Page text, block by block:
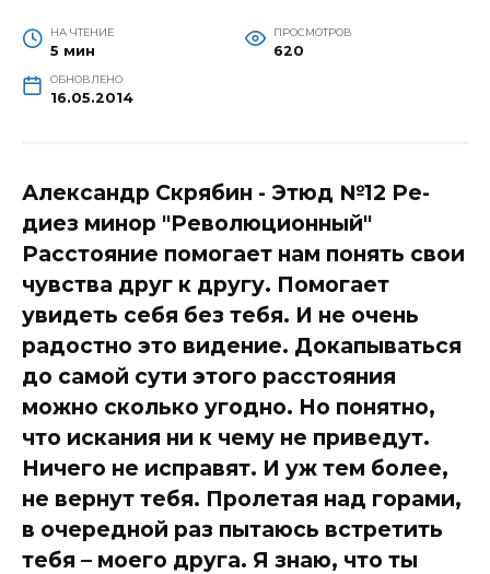
НА ЧТЕНИЕ
5 мин
ПРОСМОТРОВ
620
ОБНОВЛЕНО
16.05.2014
Александр Скрябин - Этюд №12 Ре-
диез минор "Революционный"
Расстояние помогает нам понять свои
чувства друг к другу. Помогает
увидеть себя без тебя. И не очень
радостно это видение. Докапываться
до самой сути этого расстояния
можно сколько угодно. Но понятно,
что искания ни к чему не приведут.
Ничего не исправят. И уж тем более,
не вернут тебя. Пролетая над горами,
в очередной раз пытаюсь встретить
тебя – моего друга. Я знаю, что ты